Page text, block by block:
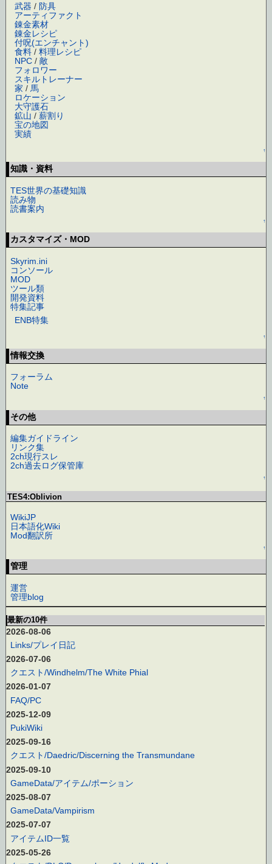
武器 /防具
アーティファクト
錬金素材
錬金レシピ
付呪(エンチャント)
食料 /料理レシピ
NPC /敵
フォロワー
スキルトレーナー
家 / 馬
ロケーション
大守護石
鉱山 /薪割り
宝の地図
実績
↑
知識・資料
TES世界の基礎知識
読み物
読書案内
↑
カスタマイズ・MOD
Skyrim.ini
コンソール
MOD
ツール類
開発資料
特集記事
ENB特集
↑
情報交換
フォーラム
Note
↑
その他
編集ガイドライン
リンク集
2ch現行スレ
2ch過去ログ保管庫
↑
TES4:Oblivion
WikiJP
日本語化Wiki
Mod翻訳所
↑
管理
運営
管理blog
最新の10件
2026-08-06
Links/プレイ日記
2026-07-06
クエスト/Windhelm/The White Phial
2026-01-07
FAQ/PC
2025-12-09
PukiWiki
2025-09-16
クエスト/Daedric/Discerning the Transmundane
2025-09-10
GameData/アイテム/ポーション
2025-08-07
GameData/Vampirism
2025-07-07
アイテムID一覧
2025-05-26